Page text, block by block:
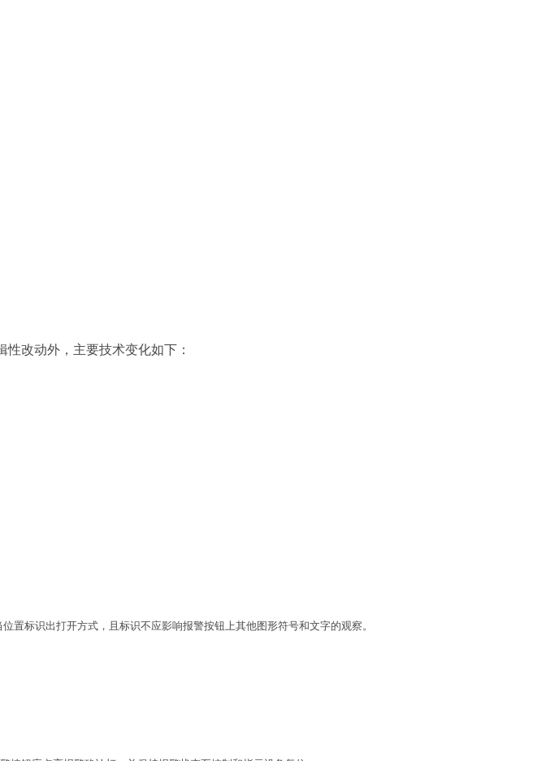
改动外，主要技术变化如下：
标识出打开方式，且标识不应影响报警按钮上其他图形符号和文字的观察。